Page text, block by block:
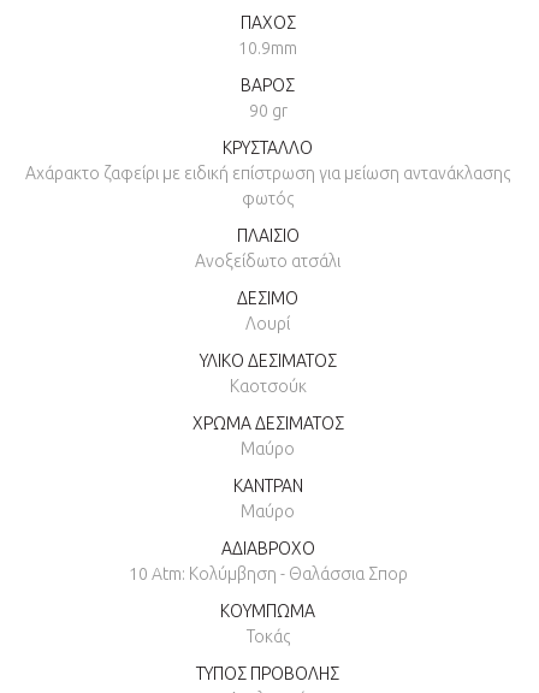
ΠΑΧΟΣ
10.9mm
ΒΑΡΟΣ
90 gr
ΚΡΥΣΤΑΛΛΟ
Αχάρακτο ζαφείρι με ειδική επίστρωση για μείωση αντανάκλασης
φωτός
ΠΛΑΙΣΙΟ
Ανοξείδωτο ατσάλι
ΔΕΣΙΜΟ
Λουρί
ΥΛΙΚΟ ΔΕΣΙΜΑΤΟΣ
Καοτσούκ
ΧΡΩΜΑ ΔΕΣΙΜΑΤΟΣ
Μαύρο
ΚΑΝΤΡΑΝ
Μαύρο
ΑΔΙΑΒΡΟΧΟ
10 Atm: Κολύμβηση - Θαλάσσια Σπορ
ΚΟΥΜΠΩΜΑ
Τοκάς
ΤΥΠΟΣ ΠΡΟΒΟΛΗΣ